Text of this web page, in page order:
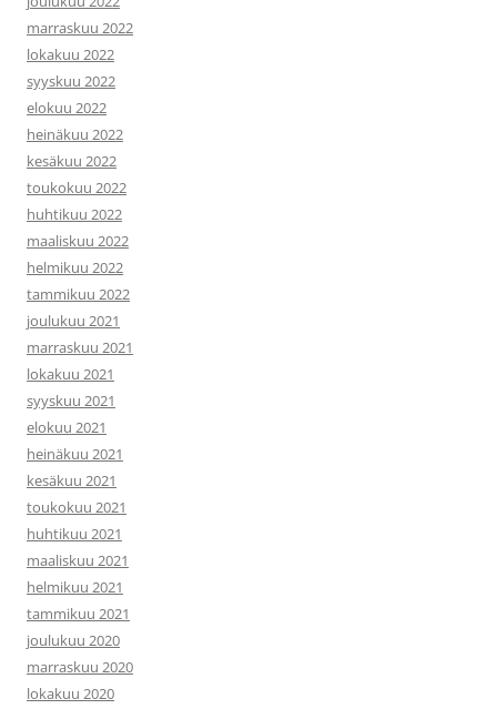
marraskuu 2022
lokakuu 2022
syyskuu 2022
elokuu 2022
heinäkuu 2022
kesäkuu 2022
toukokuu 2022
huhtikuu 2022
maaliskuu 2022
helmikuu 2022
tammikuu 2022
joulukuu 2021
marraskuu 2021
lokakuu 2021
syyskuu 2021
elokuu 2021
heinäkuu 2021
kesäkuu 2021
toukokuu 2021
huhtikuu 2021
maaliskuu 2021
helmikuu 2021
tammikuu 2021
joulukuu 2020
marraskuu 2020
lokakuu 2020